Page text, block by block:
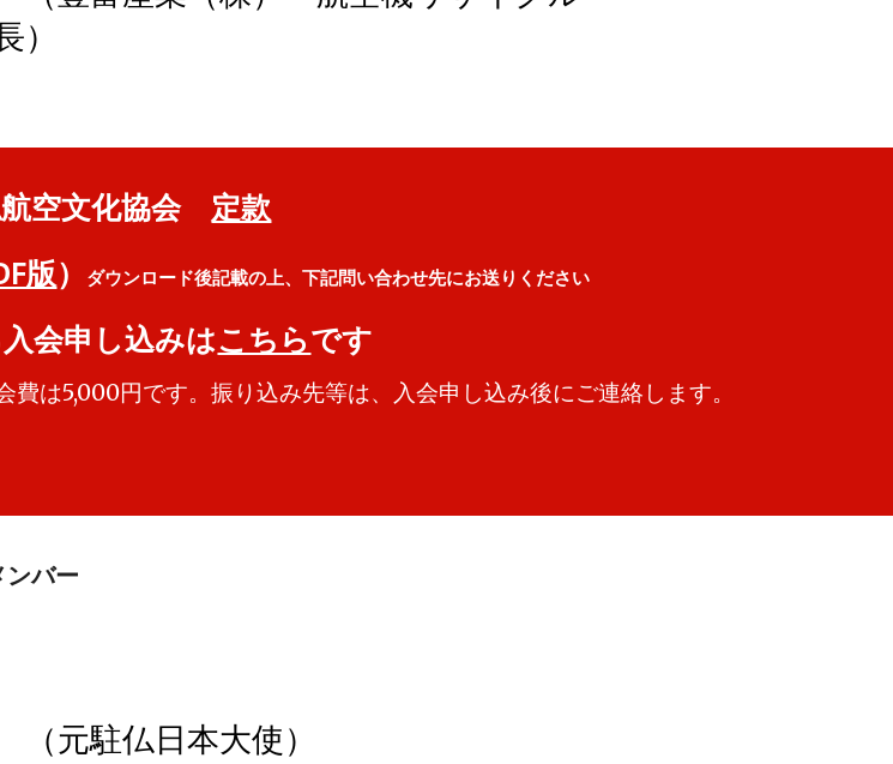
）
空文化協会 定款
版） ダウンロード後記載の上、下記問い合わせ先にお送りください
会申し込みはこちらです
は5,000円です。振り込み先等は、入会申し込み後にご連絡します。
バー
元駐仏日本大使）